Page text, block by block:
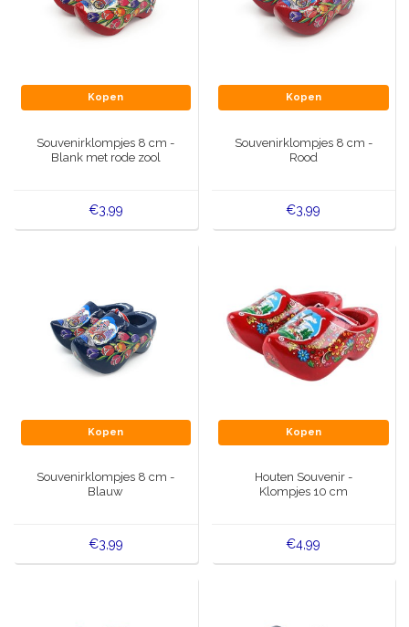
Kopen
Souvenirklompjes 8 cm -
Blank met rode zool
€3,99
Kopen
Souvenirklompjes 8 cm -
Rood
€3,99
Kopen
Souvenirklompjes 8 cm -
Blauw
€3,99
Kopen
Houten Souvenir -
Klompjes 10 cm
€4,99